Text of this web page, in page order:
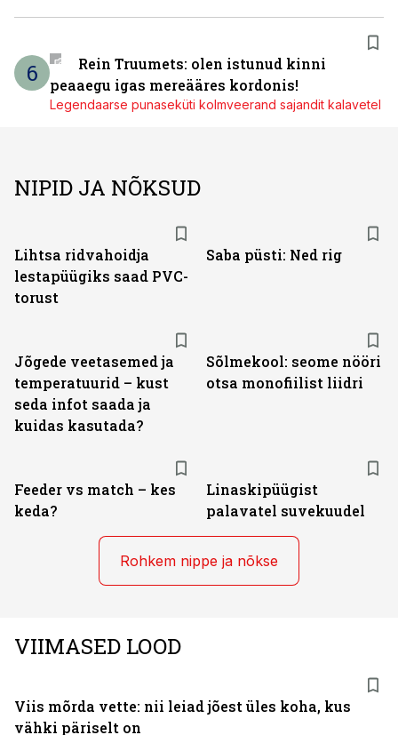
6
Rein Truumets: olen istunud kinni
peaaegu igas mereääres kordonis!
Legendaarse punaseküti kolmveerand sajandit kalavetel
NIPID JA NÕKSUD
Lihtsa ridvahoidja
lestapüügiks saad PVC-
torust
Saba püsti: Ned rig
Jõgede veetasemed ja
temperatuurid – kust
seda infot saada ja
kuidas kasutada?
Sõlmekool: seome nööri
otsa monofiilist liidri
Feeder vs match – kes
keda?
Linaskipüügist
palavatel suvekuudel
Rohkem nippe ja nõkse
VIIMASED LOOD
Viis mõrda vette: nii leiad jõest üles koha, kus
vähki päriselt on